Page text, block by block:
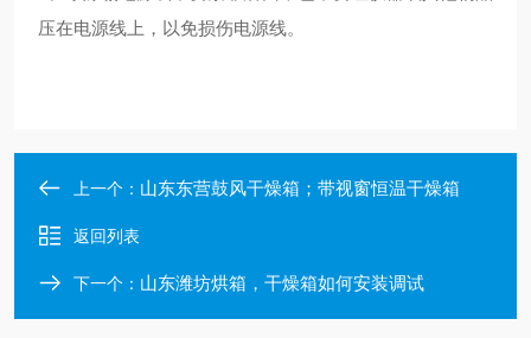
压在电源线上，以免损伤电源线。
上一个： 山东东营鼓风干燥箱；带视窗恒温干燥箱
返回列表
下一个： 山东潍坊烘箱，干燥箱如何安装调试